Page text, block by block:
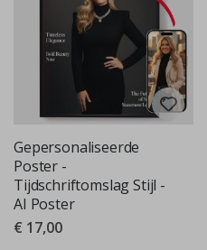
Gepersonaliseerde
Poster -
Tijdschriftomslag Stijl -
AI Poster
€ 17,00